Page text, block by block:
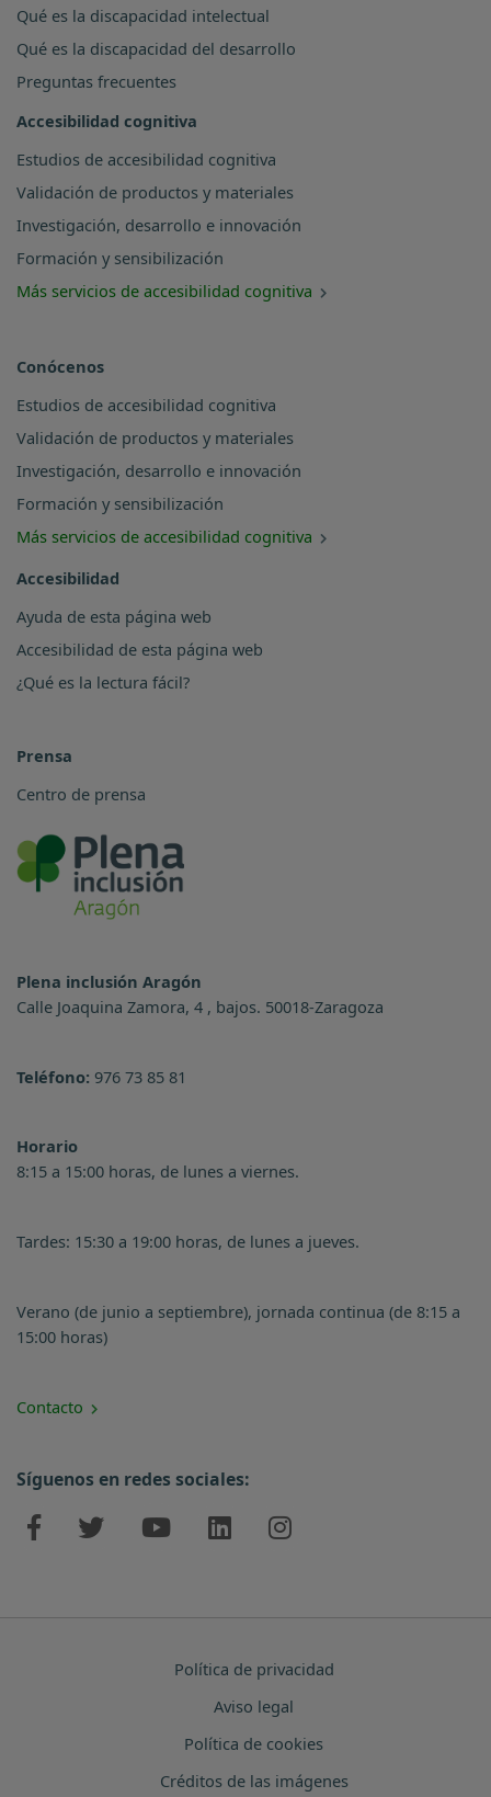
Qué es la discapacidad intelectual
Qué es la discapacidad del desarrollo
Preguntas frecuentes
Accesibilidad cognitiva
Estudios de accesibilidad cognitiva
Validación de productos y materiales
Investigación, desarrollo e innovación
Formación y sensibilización
Más servicios de accesibilidad cognitiva
Conócenos
Estudios de accesibilidad cognitiva
Validación de productos y materiales
Investigación, desarrollo e innovación
Formación y sensibilización
Más servicios de accesibilidad cognitiva
Accesibilidad
Ayuda de esta página web
Accesibilidad de esta página web
¿Qué es la lectura fácil?
Prensa
Centro de prensa
Plena inclusión Aragón
Calle Joaquina Zamora, 4 , bajos. 50018-Zaragoza
Teléfono: 976 73 85 81
Horario
8:15 a 15:00 horas, de lunes a viernes.
Tardes: 15:30 a 19:00 horas, de lunes a jueves.
Verano (de junio a septiembre), jornada continua (de 8:15 a
15:00 horas)
Contacto
Síguenos en redes sociales:
Política de privacidad
Aviso legal
Política de cookies
Créditos de las imágenes